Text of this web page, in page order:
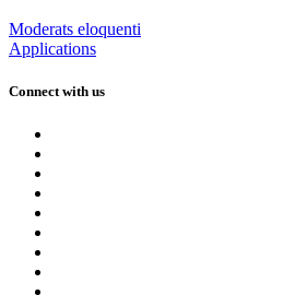
Moderats eloquenti
Applications
Connect with us